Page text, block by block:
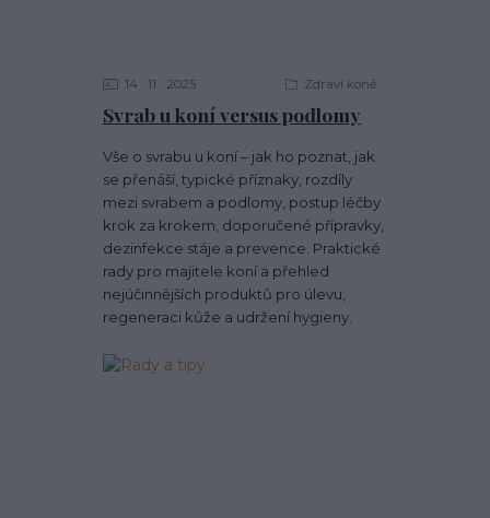
Svrab u koní versus podlomy
14 11 2025 Zdraví koně
Vše o svrabu u koní – jak ho poznat, jak
se přenáší, typické příznaky, rozdíly
mezi svrabem a podlomy, postup léčby
krok za krokem, doporučené přípravky,
dezinfekce stáje a prevence. Praktické
rady pro majitele koní a přehled
nejúčinnějších produktů pro úlevu,
regeneraci kůže a udržení hygieny.